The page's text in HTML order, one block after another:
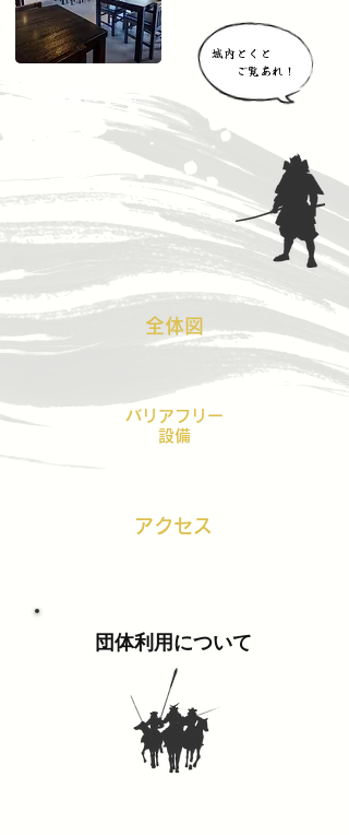
お食事処 匠屋
城内とくと
ご覧あれ！
​全体図
バリアフリー
設備
アクセス
団体利用​について